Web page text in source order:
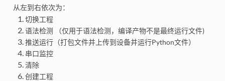
从左到右依次为：
切换工程
语法检测 （仅用于语法检测，编译产物不是最终运行文件)
推送运行（打包文件并上传到设备并运行Python文件）
串口监控
清除
创建工程